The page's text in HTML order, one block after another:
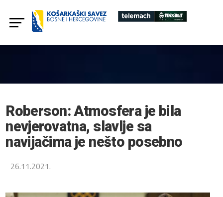
Roberson: Atmosfera je bila
nevjerovatna, slavlje sa
navijačima je nešto posebno
26.11.2021.